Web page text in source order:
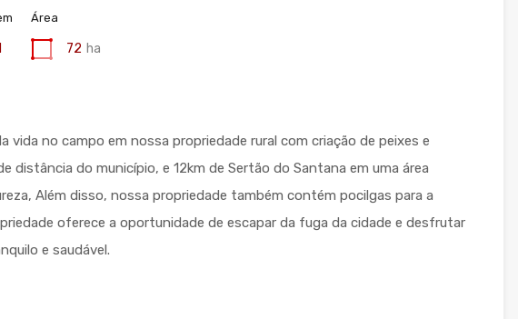
Área
72 ha
vida no campo em nossa propriedade rural com criação de peixes e
distância do município, e 12km de Sertão do Santana em uma área
Além disso, nossa propriedade também contém pocilgas para a
oferece a oportunidade de escapar da fuga da cidade e desfrutar
e saudável.